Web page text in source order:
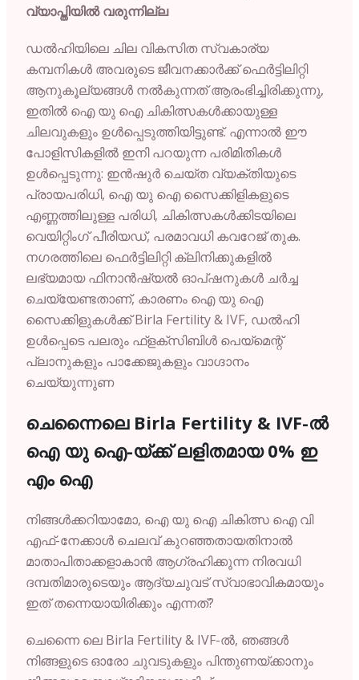
വ്യാപ്തിയിൽ വരുന്നില്ല
ഡൽഹിയിലെ ചില വികസിത സ്വകാര്യ
കമ്പനികൾ അവരുടെ ജീവനക്കാർക്ക് ഫെർട്ടിലിറ്റി
ആനുകൂല്യങ്ങൾ നൽകുന്നത് ആരംഭിച്ചിരിക്കുന്നു,
ഇതിൽ ഐ യു ഐ ചികിത്സകൾക്കായുള്ള
ചിലവുകളും ഉൾപ്പെടുത്തിയിട്ടുണ്ട്. എന്നാൽ ഈ
പോളിസികളിൽ ഇനി പറയുന്ന പരിമിതികൾ
ഉൾപ്പെടുന്നു: ഇൻഷുർ ചെയ്ത വ്യക്തിയുടെ
പ്രായപരിധി, ഐ യു ഐ സൈക്കിളികളുടെ
എണ്ണത്തിലുള്ള പരിധി, ചികിത്സകൾക്കിടയിലെ
വെയിറ്റിംഗ് പീരിയഡ്, പരമാവധി കവറേജ് തുക.
നഗരത്തിലെ ഫെർട്ടിലിറ്റി ക്ലിനിക്കുകളിൽ
ലഭ്യമായ ഫിനാൻഷ്യൽ ഓപ്ഷനുകൾ ചർച്ച
ചെയ്യേണ്ടതാണ്, കാരണം ഐ യു ഐ
സൈക്കിളുകൾക്ക് Birla Fertility & IVF, ഡൽഹി
ഉൾപ്പെടെ പലരും ഫ്ളക്സിബിൾ പെയ്മെന്റ്
പ്ലാനുകളും പാക്കേജുകളും വാഗ്ദാനം
ചെയ്യുന്നുണ
ചെന്നൈലെ Birla Fertility & IVF-ൽ
ഐ യു ഐ-യ്ക്ക്ലളിതമായ0% ഇ
എം ഐ
നിങ്ങൾക്കറിയാമോ, ഐയു ഐചികിത്സ ഐവി
എഫ്-നേക്കാൾ ചെലവ്കുറഞ്ഞതായതിനാൽ
മാതാപിതാക്കളാകാൻ ആഗ്രഹിക്കുന്നനിരവധി
ദമ്പതിമാരുടെയും ആദ്യചുവട്സ്വാഭാവികമായും
ഇത്തന്നെയായിരിക്കും എന്നത്?
ചെന്നൈ ലെ Birla Fertility & IVF-ൽ, ഞങ്ങൾ
നിങ്ങളുടെഓരോ ചുവടുകളും പിന്തുണയ്ക്കാനും